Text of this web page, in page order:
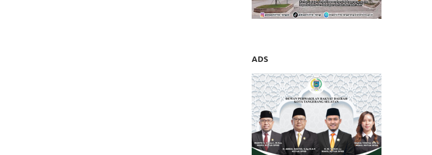
ADS